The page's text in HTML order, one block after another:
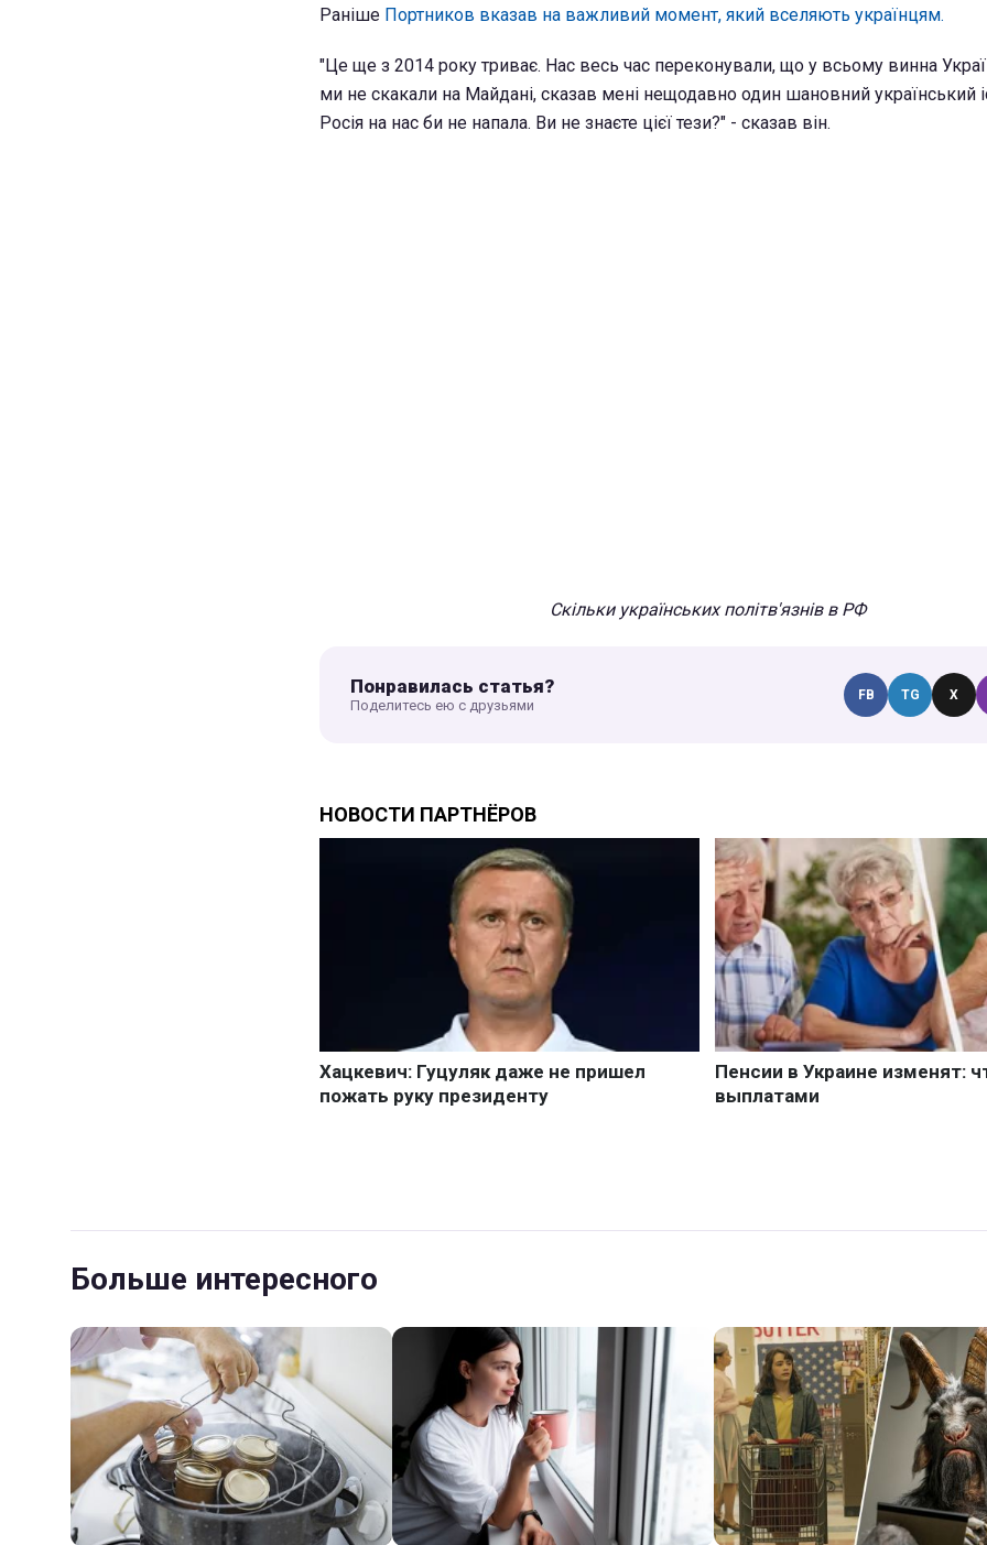
Раніше Портников вказав на важливий момент, який вселяють українцям.
"Це ще з 2014 року триває. Нас весь час переконували, що у всьому винна
ми не скакали на Майдані, сказав мені нещодавно один шановний український
Росія на нас би не напала. Ви не знаєте цієї тези?" - сказав він.
Скільки українських політв'язнів в РФ
Понравилась статья?
Поделитесь ею с друзьями
FB TG X
Больше интересного